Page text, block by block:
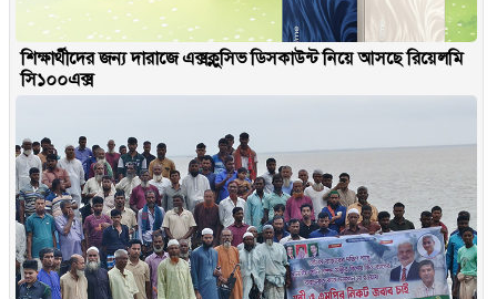
শিক্ষার্থীদের জন্য দারাজে এক্সক্লুসিভ ডিসকাউন্ট নিয়ে আসছে রিয়েলমি
সি১০০এক্স